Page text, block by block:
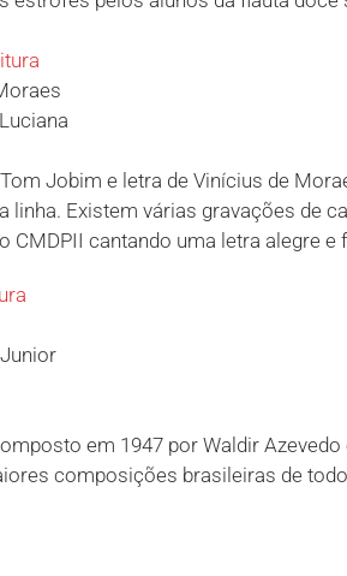
Jobim e letra de Vinícius de
Existem várias gravações de
cantando uma letra alegre e
em 1947 por Waldir
composições brasileiras de